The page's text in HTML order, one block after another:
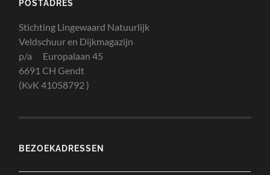
POSTADRES
Stichting Lingewaard Natuurlijk
Veldschuur en Dijkmagazijn
p/a Europalaan 45
6691 CH Gendt
(KvK 41058792 )
BEZOEKADRESSEN